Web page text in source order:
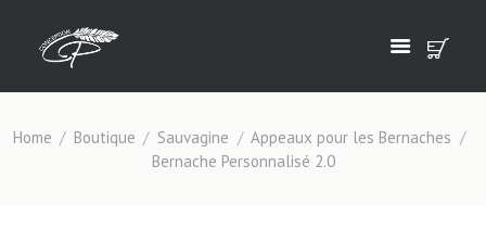
Home Boutique Sauvagine
Appeaux pour les Bernaches
Bernache Personnalisé 2.0